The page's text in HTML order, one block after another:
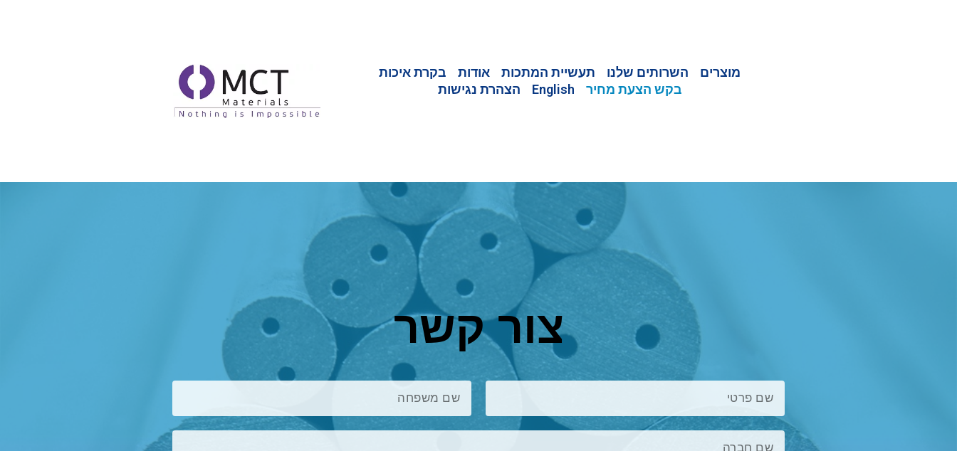
מוצרים השרותים שלנו תעשיית המתכות אודות
בקרת איכות
בקש הצעת מחיר
English הצהרת נגישות
צור קשר